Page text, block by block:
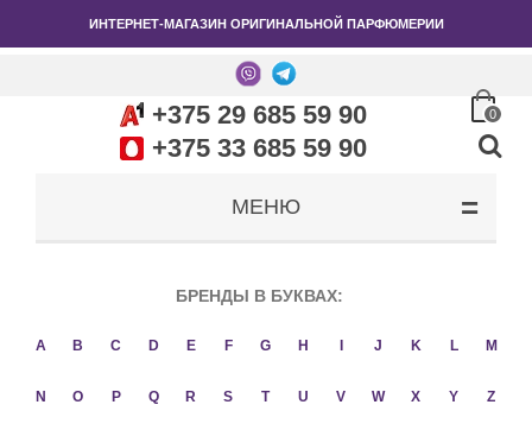
ИНТЕРНЕТ-МАГАЗИН ОРИГИНАЛЬНОЙ ПАРФЮМЕРИИ
+375 29 685 59 90
+375 33 685 59 90
0
МЕНЮ
БРЕНДЫ В БУКВАХ:
A B C D E F G H J K L M
N O P Q R S T U V W X Y Z